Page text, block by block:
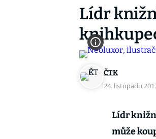
Lídr
ČTK
24. listopadu
Lídr
může